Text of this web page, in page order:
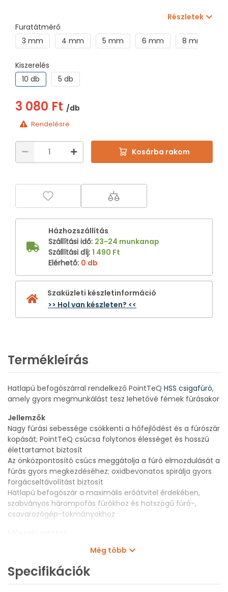
Részletek
Furatátmérő
3 mm
4 mm 5 mm 6 mm 8 mm
Kiszerelés
10 db
5 db
3 080 Ft /db
Rendelésre
Kosárba rakom
Házhozszállítás
Szállítási idő: 23-24 munkanap
Szállítási díj: 1 490 Ft
Elérhető: 0 db
Szaküzleti készletinformáció
>> Hol van készleten? <<
Termékleírás
Hatlapú befogószárral rendelkező PointTeQ HSS csigafúró,
amely gyors megmunkálást tesz lehetővé fémek fúrásakor
Jellemzők
Nagy fúrási sebessége csökkenti a hőfejlődést és a fúrószár
kopását; PointTeQ csúcsa folytonos élességet és hosszú
élettartamot biztosít
Az önközpontosító csúcs meggátolja a fúró elmozdulását a
fúrás gyors megkezdéséhez; oxidbevonatos spirálja gyors
forgácseltávolítást biztosít
Hatlapú befogószár a maximális erőátvitel érdekében,
szabványos hárompofás fúrókhoz és hatszögű fúró-,
csavarozógép-tokmányokhoz.
Teljes hossz: 79 mm
Szerszámbefogás: 1/4"
Kiszerelés: 10 db
Még több
Specifikációk